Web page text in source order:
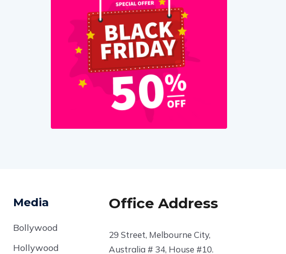
Media
Bollywood
Hollywood
Office Address
29 Street, Melbourne City,
Australia # 34, House #10.